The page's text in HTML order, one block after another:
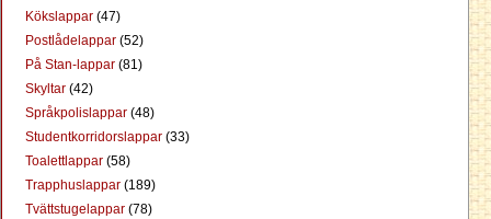
Kökslappar (47)
Postlådelappar (52)
På Stan-lappar (81)
Skyltar (42)
Språkpolislappar (48)
Studentkorridorslappar (33)
Toalettlappar (58)
Trapphuslappar (189)
Tvättstugelappar (78)